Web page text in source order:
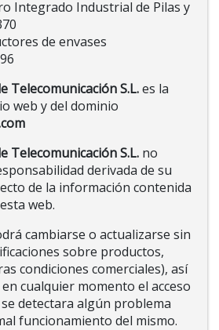
Integrado Industrial de Pilas y
de envases
Telecomunicación S.L.es la
web y del dominio
Telecomunicación S.L. no
derivada de su
de la información contenida
web.
cambiarse o actualizarse sin
sobre productos,
condiciones comerciales), así
cualquier momento el acceso
detectara algún problema
funcionamiento del mismo.